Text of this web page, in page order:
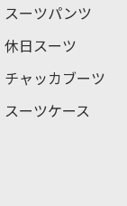
スーツパンツ
休日スーツ
チャッカブーツ
スーツケース